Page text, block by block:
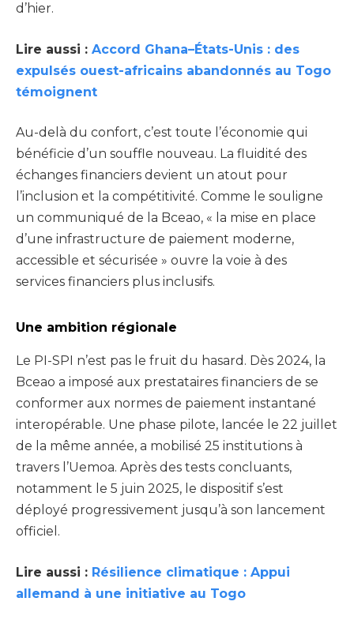
d’hier.
Lire aussi : Accord Ghana–États-Unis : des
expulsés ouest-africains abandonnés au Togo
témoignent
Au-delà du confort, c’est toute l’économie qui
bénéficie d’un souffle nouveau. La fluidité des
échanges financiers devient un atout pour
l’inclusion et la compétitivité. Comme le souligne
un communiqué de la Bceao, « la mise en place
d’une infrastructure de paiement moderne,
accessible et sécurisée » ouvre la voie à des
services financiers plus inclusifs.
Une ambition régionale
Le PI-SPI n’est pas le fruit du hasard. Dès 2024, la
Bceao a imposé aux prestataires financiers de se
conformer aux normes de paiement instantané
interopérable. Une phase pilote, lancée le 22 juillet
de la même année, a mobilisé 25 institutions à
travers l’Uemoa. Après des tests concluants,
notamment le 5 juin 2025, le dispositif s’est
déployé progressivement jusqu’à son lancement
officiel.
Lire aussi : Résilience climatique : Appui
allemand à une initiative au Togo